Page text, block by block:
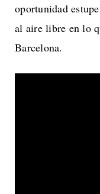
oportunidad
al aire libre en lo
Barcelona.